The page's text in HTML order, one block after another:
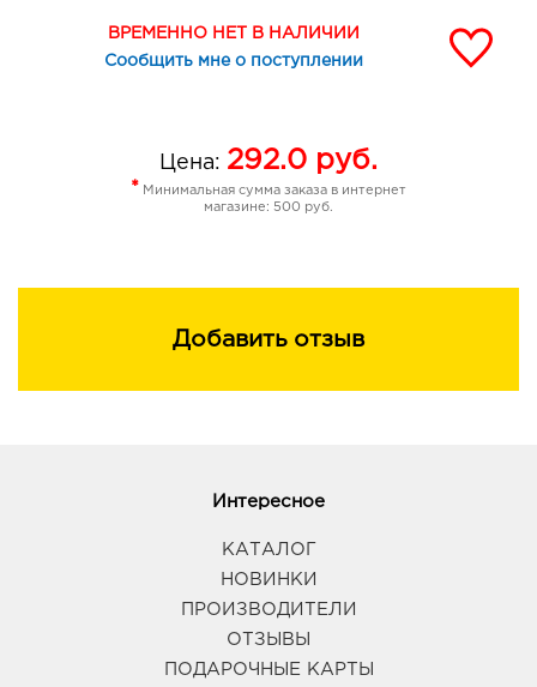
ВРЕМЕННО НЕТ В НАЛИЧИИ
Сообщить мне о поступлении
Цена: 292.0 руб.
* Минимальная сумма заказа в интернет
магазине: 500 руб.
Добавить отзыв
Интересное
КАТАЛОГ
НОВИНКИ
ПРОИЗВОДИТЕЛИ
ОТЗЫВЫ
ПОДАРОЧНЫЕ КАРТЫ